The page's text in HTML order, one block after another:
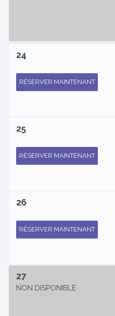
24
RÉSERVER MAINTENANT
25
RÉSERVER MAINTENANT
26
RÉSERVER MAINTENANT
27
NON DISPONIBLE